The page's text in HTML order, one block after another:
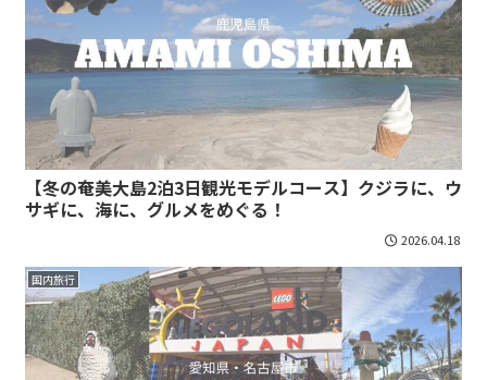
【冬の奄美大島2泊3日観光モデルコース】クジラに、ウ
サギに、海に、グルメをめぐる！
2026.04.18
国内旅行